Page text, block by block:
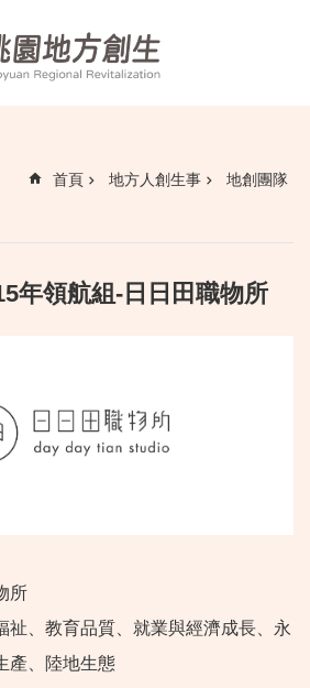
首頁 地方人創生事 地創團隊
年領航組-日日田職物所
所
祉、教育品質、就業與經濟成長、永
產、陸地生態